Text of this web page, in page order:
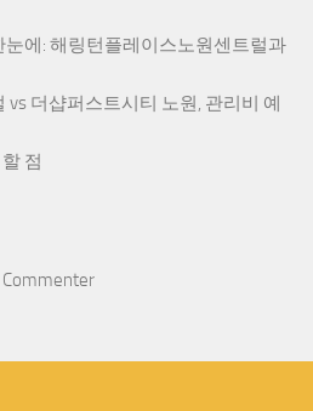
눈에: 해링턴플레이스노원센트럴과
더샵퍼스트시티 노원, 관리비 예
점